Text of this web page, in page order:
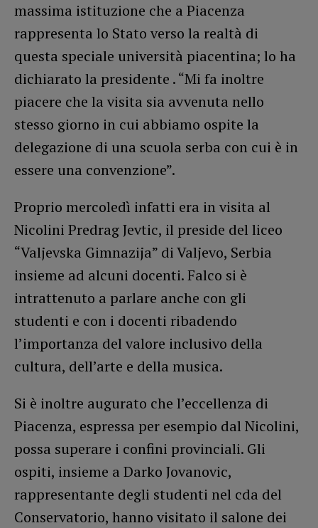
massima istituzione che a Piacenza
rappresenta lo Stato verso la realtà di
questa speciale università piacentina; lo ha
dichiarato la presidente . “Mi fa inoltre
piacere che la visita sia avvenuta nello
stesso giorno in cui abbiamo ospite la
delegazione di una scuola serba con cui è in
essere una convenzione”.
Proprio mercoledì infatti era in visita al
Nicolini Predrag Jevtic, il preside del liceo
“Valjevska Gimnazija” di Valjevo, Serbia
insieme ad alcuni docenti. Falco si è
intrattenuto a parlare anche con gli
studenti e con i docenti ribadendo
l’importanza del valore inclusivo della
cultura, dell’arte e della musica.
Si è inoltre augurato che l’eccellenza di
Piacenza, espressa per esempio dal Nicolini,
possa superare i confini provinciali. Gli
ospiti, insieme a Darko Jovanovic,
rappresentante degli studenti nel cda del
Conservatorio, hanno visitato il salone dei